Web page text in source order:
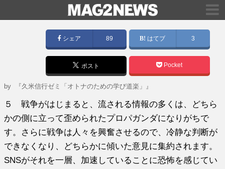
シェア 89 はてブ 3
ポスト Pocket
by 『久米信行ゼミ「オトナのための学び道楽」』
５ 戦争がはじまると、流される情報の多くは、どちら
かの側に立って歪められたプロパガンダになりがちで
す。さらに戦争は人々を興奮させるので、冷静な判断が
できなくなり、どちらかに傾いた意見に集約されます。
SNSがそれを一層、加速していることに恐怖を感じてい